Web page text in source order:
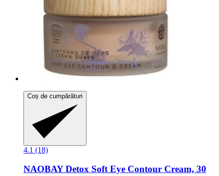
Coș de cumpărături
4.1 (18)
NAOBAYDetox Soft Eye Contour Cream, 30